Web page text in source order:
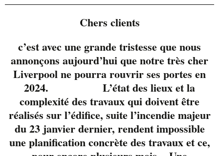
Duo fort apprécié au
Liverpool il y a
plusieurs
Chers clients
c’est avec une grande tristesse que nous
annonçons aujourd’hui que notre très cher
Liverpool ne pourra rouvrir ses portes en
2024. L’état des lieux et la
complexité des travaux qui doivent être
réalisés sur l’édifice, suite l’incendie majeur
du 23 janvier dernier, rendent impossible
une planification concrète des travaux et ce,